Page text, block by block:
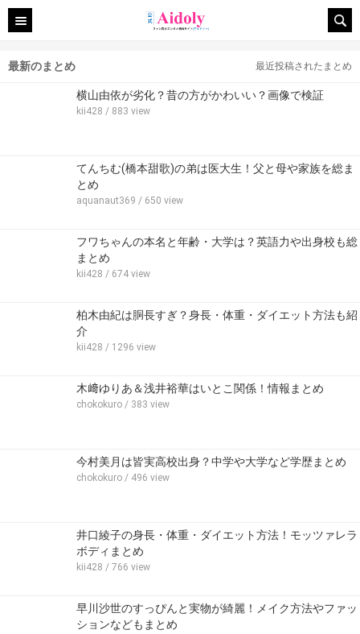
最新のまとめ 最近投稿されたまとめ
横山由依が劣化？昔の方がかわいい？画像で検証
kii428 / 883 view
てんちむ(橋本甜歌)の弟は医大生！父と母や家族を総ま
とめ
aquanaut369 / 650 view
フワちゃんの本名と年齢・大学は？英語力や出身校も総
まとめ
kii428 / 674 view
柏木由紀は胴長すぎ？身長・体重・ダイエット方法も紹
介
kii428 / 1296 view
木﨑ゆりあ＆浅井裕華はいとこ関係！情報まとめ
chokokuro / 383 view
今村美月は皆実高校出身？中学や大学など学歴まとめ
chokokuro / 496 view
井口綾子の身長・体重・ダイエット方法！モッツァレラ
ボディまとめ
kii428 / 766 view
早川沙世のすっぴんと実物が綺麗！メイク方法やファッ
ションなどもまとめ